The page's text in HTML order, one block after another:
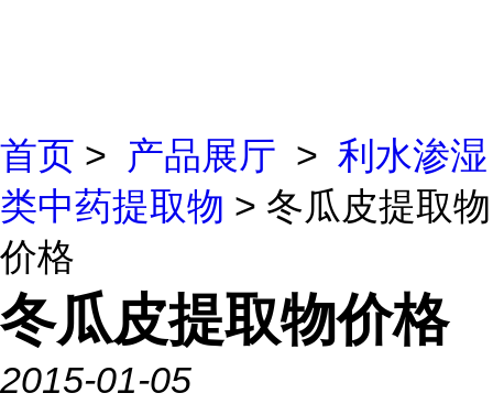
首页 > 产品展厅 > 利水渗湿
类中药提取物 > 冬瓜皮提取物
价格
冬瓜皮提取物价格
2015-01-05